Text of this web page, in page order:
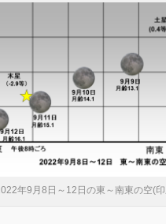
年9月8日～12日の東～南東の空(